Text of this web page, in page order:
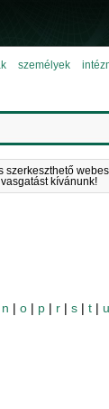
személyek
kívánunk!
n |o | p | r |s |t | u